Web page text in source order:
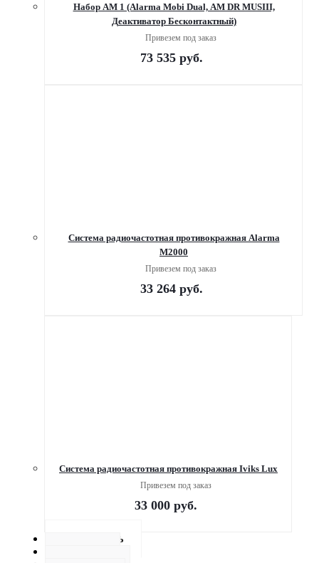
Набор AM 1 (Alarma Mobi Dual, AM DR MUSIII,
Деактиватор Бесконтактный)
Привезем под заказ
73 535руб.
Система радиочастотная противокражная Alarma
M2000
Привезем под заказ
33 264руб.
Система радиочастотная противокражная Iviks Lux
Привезем под заказ
33 000 руб.
Как купить